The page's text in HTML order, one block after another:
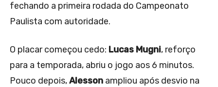
fechando a primeira rodada do Campeonato
Paulista com autoridade.
O placar começou cedo: Lucas Mugni, reforço
para a temporada, abriu o jogo aos 6 minutos.
Pouco depois,Alesson ampliou após desvio na